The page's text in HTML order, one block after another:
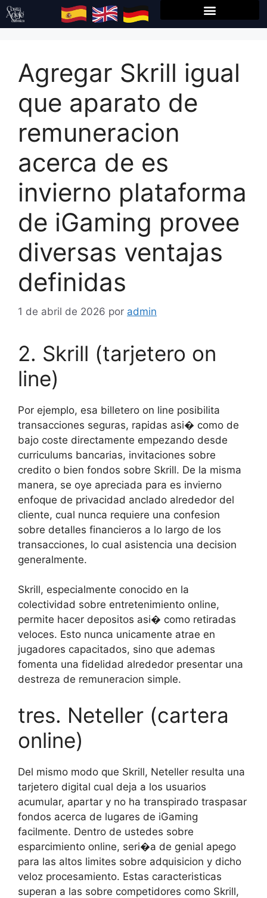
Agregar Skrill igual
que aparato de
remuneracion
acerca de es
invierno plataforma
de iGaming provee
diversas ventajas
definidas
1 de abril de 2026 por admin
2. Skrill (tarjetero on
line)
Por ejemplo, esa billetero on line posibilita
transacciones seguras, rapidas asi� como de
bajo coste directamente empezando desde
curriculums bancarias, invitaciones sobre
credito o bien fondos sobre Skrill. De la misma
manera, se oye apreciada para es invierno
enfoque de privacidad anclado alrededor del
cliente, cual nunca requiere una confesion
sobre detalles financieros a lo largo de los
transacciones, lo cual asistencia una decision
generalmente.
Skrill, especialmente conocido en la
colectividad sobre entretenimiento online,
permite hacer depositos asi� como retiradas
veloces. Esto nunca unicamente atrae en
jugadores capacitados, sino que ademas
fomenta una fidelidad alrededor presentar una
destreza de remuneracion simple.
tres. Neteller (cartera
online)
Del mismo modo que Skrill, Neteller resulta una
tarjetero digital cual deja a los usuarios
acumular, apartar y no ha transpirado traspasar
fondos acerca de lugares de iGaming
facilmente. Dentro de ustedes sobre
esparcimiento online, seri�a de genial apego
para las altos limites sobre adquisicion y dicho
veloz procesamiento. Estas caracteristicas
superan a las sobre competidores como Skrill,